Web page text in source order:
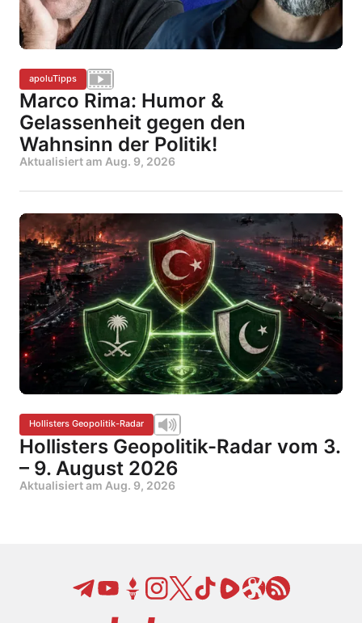
apoluTipps
Marco Rima: Humor &
Gelassenheit gegen den
Wahnsinn der Politik!
Aktualisiert am Aug. 9, 2026
Hollisters Geopolitik-Radar
Hollisters Geopolitik-Radar vom 3.
– 9. August 2026
Aktualisiert am Aug. 9, 2026